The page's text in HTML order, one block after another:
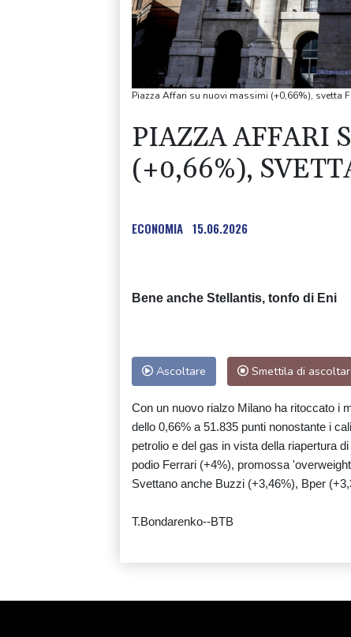
Piazza Affari su nuovi massimi (+0,66%), svetta
PIAZZA AFFARI
(+0,66%),
ECONOMIA 15.06.2026
Bene anche Stellantis, tonfo di Eni
Ascoltare Smettila di
Con un nuovo rialzo Milano ha ritoccato i
dello 0,66% a 51.835 punti nonostante i
petrolio e del gas in vista della riapertura
podio Ferrari (+4%), promossa
Svettano anche Buzzi (+3,46%), Bper
T.Bondarenko--BTB